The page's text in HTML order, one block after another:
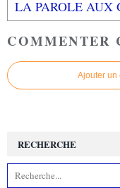
LA PAROLE AUX
COMMENTER
Ajouter un
RECHERCHE